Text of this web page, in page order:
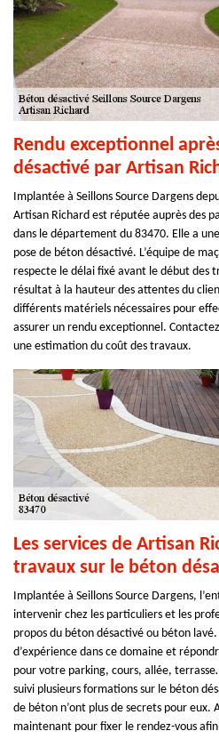
Rendu exceptionnel
désactivé par Artisan
Implantée à Seillons Source Dargens
Artisan Richard est réputée auprès des
dans le département du 83470. Elle a
pose de béton désactivé. L’équipe de
respecte le délai fixé avant le début des
résultat à la hauteur des attentes du
différents matériels nécessaires pour
assurer un rendu exceptionnel.
une estimation du coût des travaux.
Les services de Artisan
travaux sur le béton
Implantée à Seillons Source Dargens,
intervenir chez les particuliers et les
propos du béton désactivé ou béton
d’expérience dans ce domaine et
pour votre parking, cours, allée,
suivi plusieurs formations sur le béton
de béton n’ont plus de secrets pour eux.
maintenant pour fixer le rendez-vous afin